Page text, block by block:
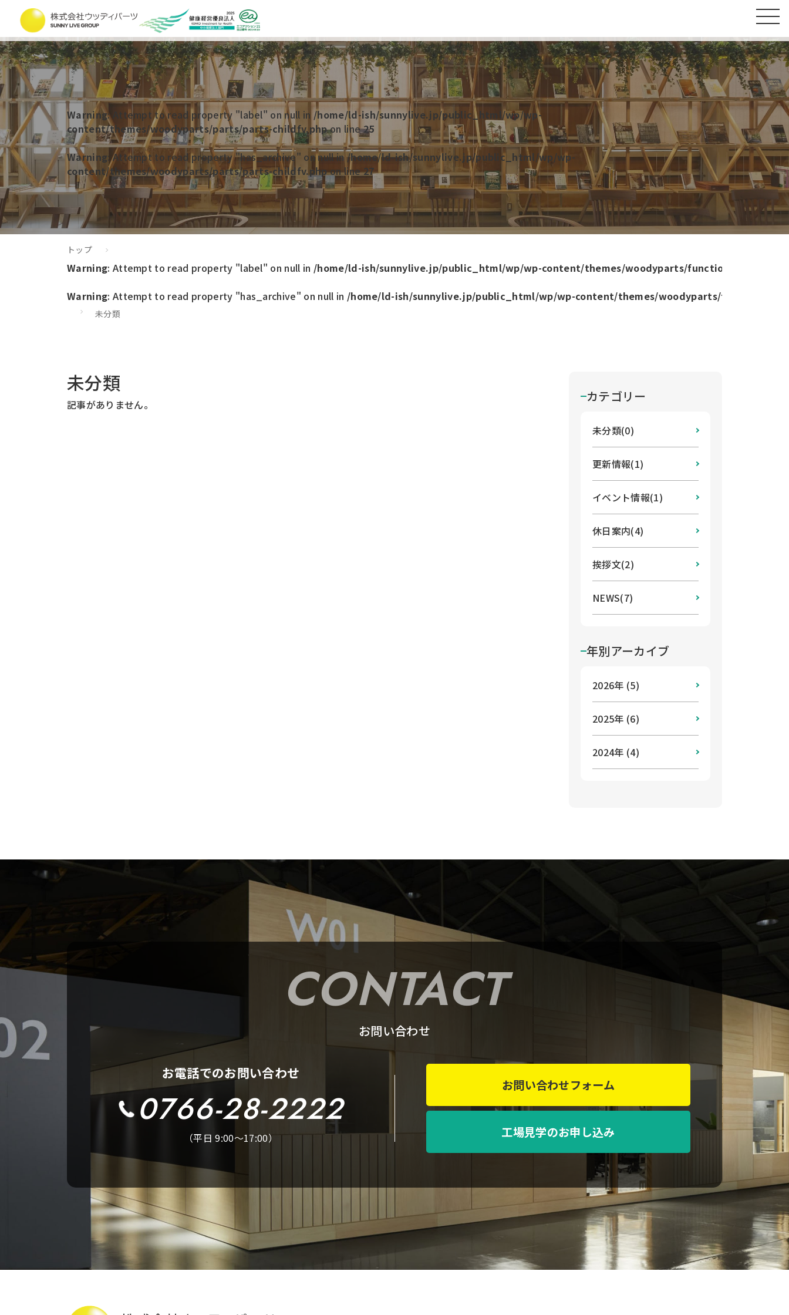
Warning: Attempt to read property "label" on null in /home/ld-ish/sunnylive.jp/public_html/wp/wp-
content/themes/woodyparts/parts/parts-childfv.phpon line25
Warning: Attempt to read property "has_archive" on null in/home/ld-ish/sunnylive.jp/public_html/wp/wp-
content/themes/woodyparts/parts/parts-childfv.phpon line27
トップ
Warning: Attempt to read property "label" on null in /home/ld-ish/sunnylive.jp/public_html/wp/wp-content/themes/woodyparts/functions.php
Warning: Attempt to read property "has_archive" on null in /home/ld-ish/sunnylive.jp/public_html/wp/wp-content/themes/woodyparts/functions.php
未分類
未分類
記事がありません。 カテゴリー
未分類(0)
更新情報(1)
イベント情報(1)
休日案内(4)
挨拶文(2)
NEWS(7)
年別アーカイブ
2026年 (5)
2025年 (6)
2024年 (4)
CONTACT
お問い合わせ
お電話でのお問い合わせ
0766-28-2222
（平日 9:00～17:00）
お問い合わせフォーム
工場見学のお申し込み